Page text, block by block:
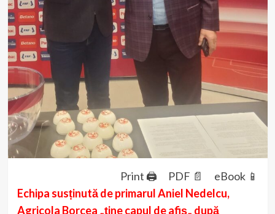
Print 🖨 PDF 📄
eBook 📱
Echipa susținută de primarul Aniel Nedelcu,
Agricola Borcea „ține capul de afiș„ după